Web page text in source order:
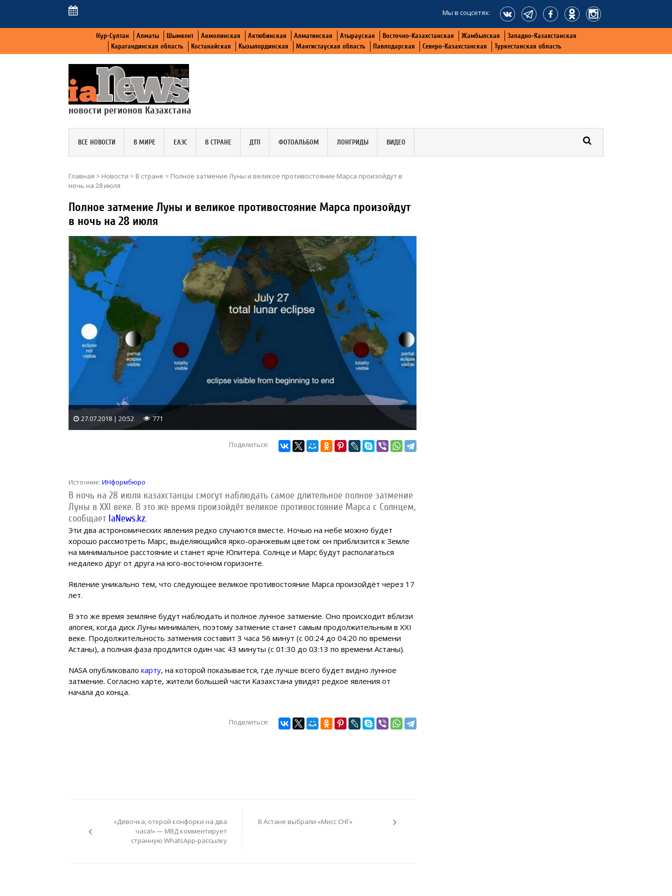
Мы в соцсетях:
Нур-Султан Алматы Шымкент Акмолинская Актюбинская Алматинская Атырауская Восточно-Казахстанская Жамбылская
Западно-Казахстанская
Карагандинская область
Костанайская Кызылординская Мангистауская область Павлодарская Северо-Казахстанская Туркестанская область
новости регионов Казахстана
ВСЕ НОВОСТИ В МИРЕ ЕАЭС В СТРАНЕ ДТП ФОТОАЛЬБОМ ЛОНГРИДЫ ВИДЕО
Главная > Новости > В стране > Полное затмение Луны и великое противостояние Марса произойдут в
ночь на 28 июля
Полное затмение Луны и великое противостояние Марса произойдут
в ночь на 28 июля
27.07.2018 | 20:52 771
Поделиться:
Источник: ИНформбюро
В ночь на 28 июля казахстанцы смогут наблюдать самое длительное полное затмение
Луны в XXI веке. В это же время произойдёт великое противостояние Марса с Солнцем,
сообщает IaNews.kz.
Эти два астрономических явления редко случаются вместе. Ночью на небе можно будет
хорошо рассмотреть Марс, выделяющийся ярко-оранжевым цветом: он приблизится к Земле
на минимальное расстояние и станет ярче Юпитера. Солнце и Марс будут располагаться
недалеко друг от друга на юго-восточном горизонте.
Явление уникально тем, что следующее великое противостояние Марса произойдёт через 17
лет.
В это же время земляне будут наблюдать и полное лунное затмение. Оно происходит вблизи
апогея, когда диск Луны минимален, поэтому затмение станет самым продолжительным в XXI
веке. Продолжительность затмения составит 3 часа 56 минут (с 00:24 до 04:20 по времени
Астаны), а полная фаза продлится один час 43 минуты (с 01:30 до 03:13 по времени Астаны).
NASA опубликовало карту, на которой показывается, где лучше всего будет видно лунное
затмение. Согласно карте, жители большей части Казахстана увидят редкое явления от
начала до конца.
Поделиться:
записям
«Девочка, открой конфорки на два
часа!» — МВД комментирует
странную WhatsApp-рассылку
В Астане выбрали «Мисс СНГ»